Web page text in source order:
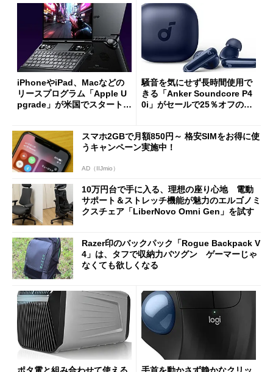
iPhoneやiPad、Macなどの
リースプログラム「Apple U
pgrade」が米国でスタート／
ut」が明...
騒音を気にせず長時間使用で
きる「Anker Soundcore P4
0i」がセールで25％オフの59
スマホ2GBで月額850円～ 格安SIMをお得に使
うキャンペーン実施中！
AD（IIJmio）
10万円台で手に入る、理想の座り心地 電動
サポート＆ストレッチ機能が魅力のエルゴノミ
クスチェア「LiberNovo Omni Gen」を試す
Razer印のバックパック「Rogue Backpack V
4」は、タフで収納力バツグン ゲーマーじゃ
なくても欲しくなる